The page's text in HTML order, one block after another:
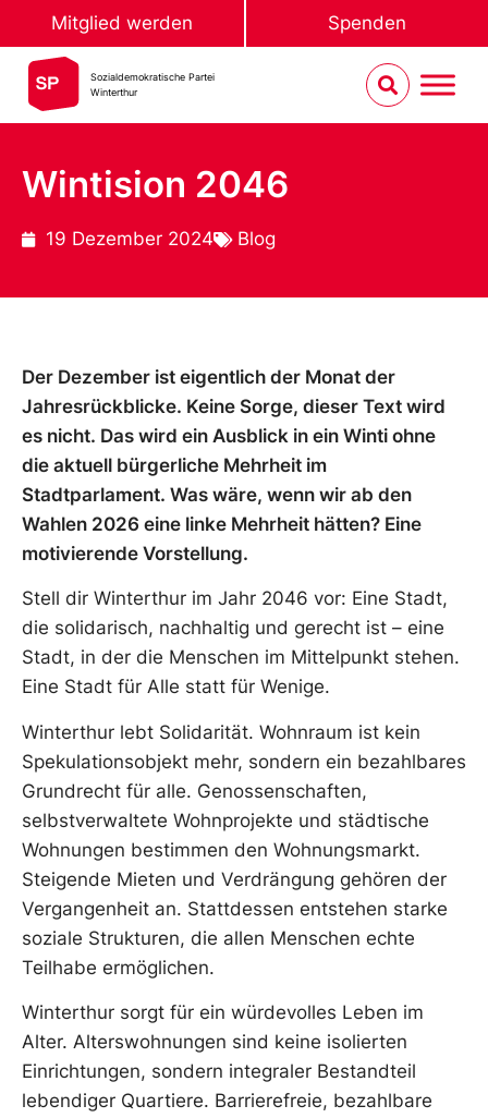
Mitglied werden Spenden
Sozialdemokratische Partei
Winterthur
Wintision 2046
19 Dezember 2024 Blog
Der Dezember ist eigentlich der Monat der
Jahresrückblicke. Keine Sorge, dieser Text wird
es nicht. Das wird ein Ausblick in ein Winti ohne
die aktuell bürgerliche Mehrheit im
Stadtparlament. Was wäre, wenn wir ab den
Wahlen 2026 eine linke Mehrheit hätten? Eine
motivierende Vorstellung.
Stell dir Winterthur im Jahr 2046 vor: Eine Stadt,
die solidarisch, nachhaltig und gerecht ist – eine
Stadt, in der die Menschen im Mittelpunkt stehen.
Eine Stadt für Alle statt für Wenige.
Winterthur lebt Solidarität. Wohnraum ist kein
Spekulationsobjekt mehr, sondern ein bezahlbares
Grundrecht für alle. Genossenschaften,
selbstverwaltete Wohnprojekte und städtische
Wohnungen bestimmen den Wohnungsmarkt.
Steigende Mieten und Verdrängung gehören der
Vergangenheit an. Stattdessen entstehen starke
soziale Strukturen, die allen Menschen echte
Teilhabe ermöglichen.
Winterthur sorgt für ein würdevolles Leben im
Alter. Alterswohnungen sind keine isolierten
Einrichtungen, sondern integraler Bestandteil
lebendiger Quartiere. Barrierefreie, bezahlbare